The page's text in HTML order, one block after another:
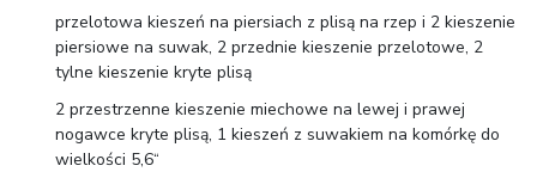
przelotowa kieszeń na piersiach z plisą na rzep i 2 kieszenie
piersiowe na suwak, 2 przednie kieszenie przelotowe, 2
tylne kieszenie kryte plisą
2 przestrzenne kieszenie miechowe na lewej i prawej
nogawce kryte plisą, 1 kieszeń z suwakiem na komórkę do
wielkości 5,6“